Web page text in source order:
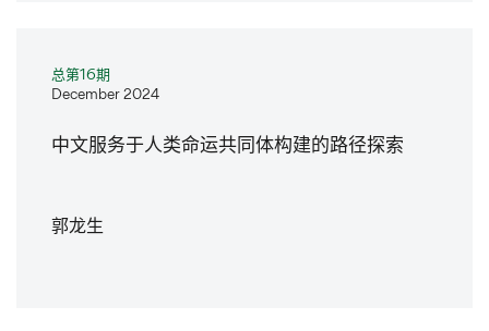
总第16期
December 2024
中文服务于人类命运共同体构建的路径探索
郭龙生